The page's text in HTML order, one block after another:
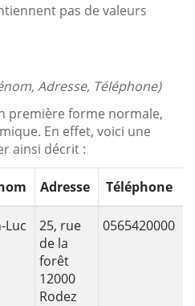
pas de valeurs
Adresse, Téléphone)
première forme normale,
En effet, voici une
ainsi décrit :
Adresse Téléphone
Luc
25, rue
de la
forêt
12000
Rodez
0565420000